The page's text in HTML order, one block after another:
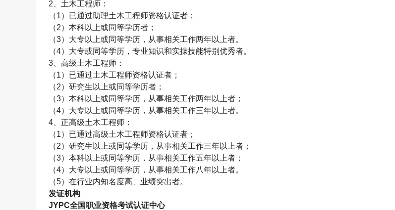
2、 土木工程师 ：
（1）已通过助理土木工程师资格认证者；
（2）本科以上或同等学历者；
（3）大专以上或同等学历，从事相关工作两年以上者。
（4）大专或同等学历，专业知识和实操技能特别优秀者。
3、高级土木工程师 ：
（1）已通过土木工程师资格认证者；
（2）研究生以上或同等学历者；
（3）本科以上或同等学历，从事相关工作两年以上者；
（4）大专以上或同等学历，从事相关工作三年以上者。
4、正高级土木工程师 ：
（1）已通过高级土木工程师资格认证者；
（2）研究生以上或同等学历，从事相关工作三年以上者；
（3）本科以上或同等学历，从事相关工作五年以上者；
（4）大专以上或同等学历，从事相关工作八年以上者。
（5）在行业内知名度高、业绩突出者。
发证机构
JYPC全国职业资格考试认证中心